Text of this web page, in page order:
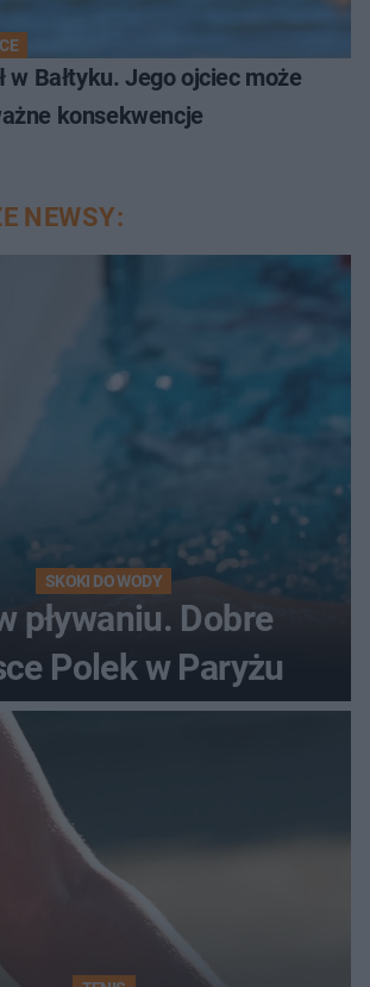
w Bałtyku. Jego ojciec może
konsekwencje
NEWSY:
SKOKI DO WODY
pływaniu. Dobre
Polek w Paryżu